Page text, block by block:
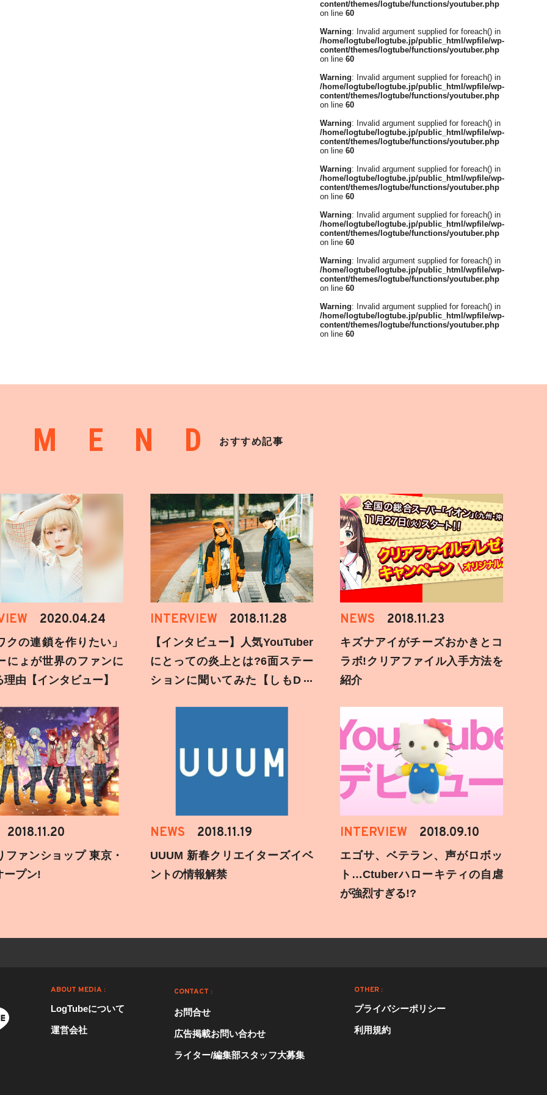
content/themes/logtube/functions/youtuber.php
on line 60
Warning: Invalid argument supplied for foreach() in
/home/logtube/logtube.jp/public_html/wpfile/wp-
content/themes/logtube/functions/youtuber.php
on line 60
Warning: Invalid argument supplied for foreach() in
/home/logtube/logtube.jp/public_html/wpfile/wp-
content/themes/logtube/functions/youtuber.php
on line 60
Warning: Invalid argument supplied for foreach() in
/home/logtube/logtube.jp/public_html/wpfile/wp-
content/themes/logtube/functions/youtuber.php
on line 60
Warning: Invalid argument supplied for foreach() in
/home/logtube/logtube.jp/public_html/wpfile/wp-
content/themes/logtube/functions/youtuber.php
on line 60
Warning: Invalid argument supplied for foreach() in
/home/logtube/logtube.jp/public_html/wpfile/wp-
content/themes/logtube/functions/youtuber.php
on line 60
Warning: Invalid argument supplied for foreach() in
/home/logtube/logtube.jp/public_html/wpfile/wp-
content/themes/logtube/functions/youtuber.php
on line 60
Warning: Invalid argument supplied for foreach() in
/home/logtube/logtube.jp/public_html/wpfile/wp-
content/themes/logtube/functions/youtuber.php
on line 60
おすすめ記事
2020.04.24
クの連鎖を作りたい」
にょが世界のファンに
由【インタビュー】
INTERVIEW 2018.11.28
【インタビュー】人気YouTuber
にとっての炎上とは?6面ステー
ションに聞いてみた【しもD遅
NEWS 2018.11.23
キズナアイがチーズおかきとコ
ラボ!クリアファイル入手方法を
紹介
2018.11.20
ファンショップ 東京・
ープン!
NEWS 2018.11.19
UUUM 新春クリエイターズイベ
ントの情報解禁
INTERVIEW 2018.09.10
エゴサ、ベテラン、声がロボッ
ト…Ctuberハローキティの自虐
が強烈すぎる!?
ABOUT MEDIA :
LogTubeについて
運営会社
CONTACT :
お問合せ
広告掲載お問い合わせ
ライター/編集部スタッフ大募集
OTHER :
プライバシーポリシー
利用規約